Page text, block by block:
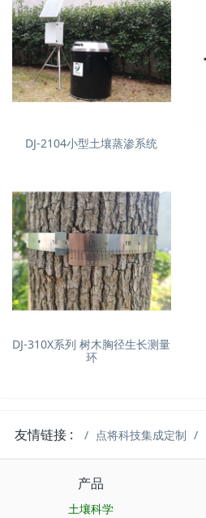
DJ-2104小型土壤蒸渗系统
DJ-310X系列 树木胸径生长测量
环
友情链接 : 点将科技集成定制
产品
土壤科学